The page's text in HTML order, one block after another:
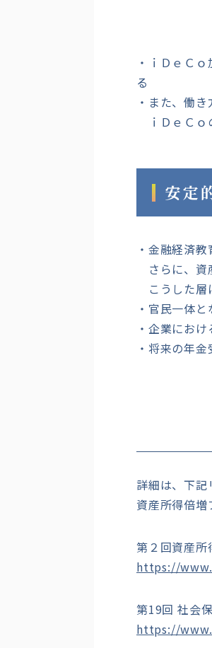
・ｉＤｅＣ
る
・また、働
ｉＤｅＣｏ
安定
・金融経済
さらに、資
こうした層
・官民一体
・企業にお
・将来の年
詳細は、下記
資産所得倍
第２回資産所
https://
第19回 社会
https://